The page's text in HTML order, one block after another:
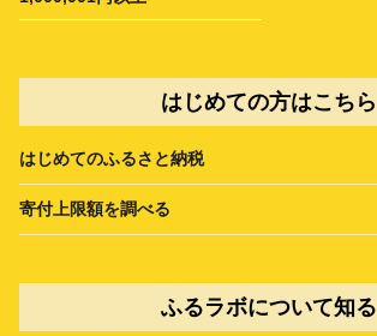
はじめての方はこちら
はじめてのふるさと納税
寄付上限額を調べる
ふるラボについて知る